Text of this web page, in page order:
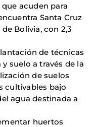
acuden para
Santa Cruz
Bolivia, con 2,3
de técnicas
suelo a través de la
de suelos
cultivables bajo
agua destinada a
huertos